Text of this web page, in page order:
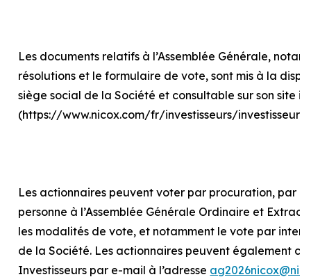
Les documents relatifs à l’Assemblée Générale,
résolutions et le formulaire de vote, sont mis à la
siège social de la Société et consultable sur son site
(https://www.nicox.com/fr/investisseurs/
Les actionnaires peuvent voter par procuration, par
personne à l’Assemblée Générale Ordinaire et
les modalités de vote, et notamment le vote par
de la Société. Les actionnaires peuvent également
Investisseurs par e-mail à l’adresse